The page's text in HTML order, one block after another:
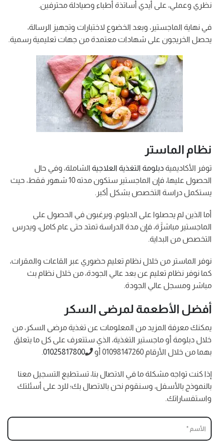
نظري وعملي، على أيدي أساتذة أطباء وصيادلة محترفين.
في نهاية الماجستير، وبعد الخضوع لاختبارات وتجهيز الرسالة،
يحصل الخريجون على شهادات معتمدة من جهات تعليمية رسمية.
نظام الماستر
توفر الأكاديمية دبلومة التغذية العلاجية الشاملة، وفي حال
الحصول عليها، فإن الماجستير ستكون مدته 10 شهور فقط، حيث
يستكمل دراسة التخصص بشكل أكبر.
أما الذين لم يحصلوا على الدبلوم، ويرغبون في الحصول على
الماجستير مباشرًَة، فإن مدة الدراسة تمتد حتى عام كامل، ويدرس
التخصص من البداية.
نوفر الماستر من خلال نظام تعليم حضوري عبر القاعات والمقرات،
كما نوفر نظام تعليم عن بعد عالي الجودة، من خلال نظام بث
مباشر ومسجل عالي الجودة.
أفضل الأطعمة لمرضى السكر
يمكنك معرفة المزيد من المعلومات عن تغذية مرضى السكر، من
خلال دبلومة أو ماجستير التغذية، الذي ستتعرف على كل ما يتعلق
بهما من خلال الأرقام 01098147260 أو
01025817800
.
إذا كنت تواجه مشكلة ما في الاتصال بنا، تستطيع التسجيل معنا
بالنموذج بالأسفل، وسنقوم نحن بالاتصال بك؛ للرد على أسئلتك
واستفساراتك.